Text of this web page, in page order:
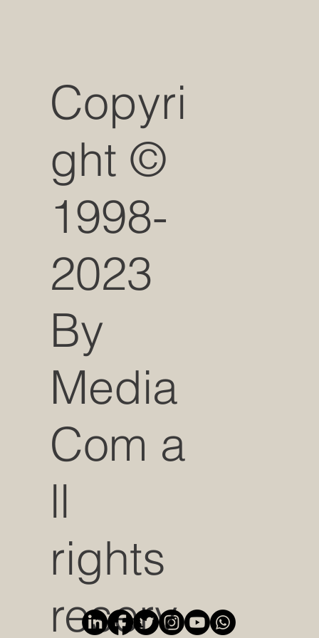
Copyri
ght ©
1998-
2023
By
Media
Com a
ll
rights
reserv